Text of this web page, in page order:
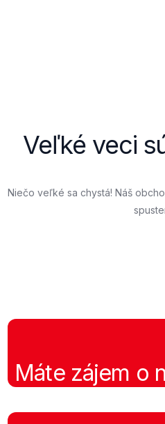
Veľké veci
Niečo veľké sa chystá! Náš
Máte zájem o